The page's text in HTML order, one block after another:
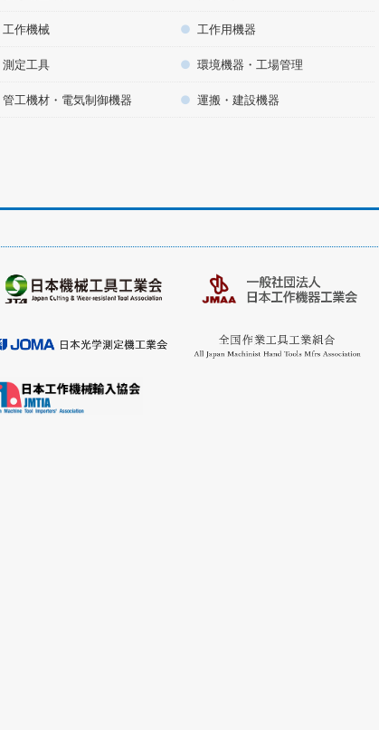
工作機械 工作用機器
測定工具 環境機器・工場管理
管工機材・電気制御機器 運搬・建設機器